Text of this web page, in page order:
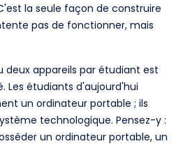
la seule façon de construire
pas de fonctionner, mais
deux appareils par étudiant est
Les étudiants d'aujourd'hui
un ordinateur portable ; ils
technologique. Pensez-y :
un ordinateur portable, un